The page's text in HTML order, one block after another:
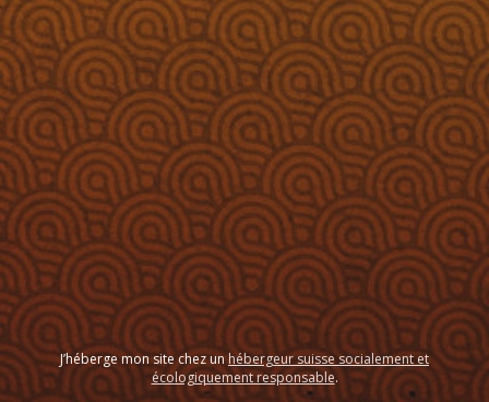
J’héberge mon site chez unhébergeur suisse socialement et
écologiquement responsable.